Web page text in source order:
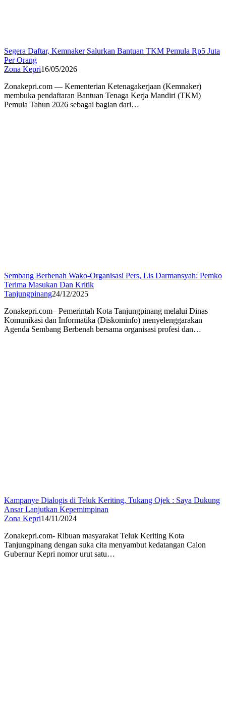
Segera Daftar, Kemnaker Salurkan Bantuan TKM Pemula Rp5 Juta
Per Orang
Zona Kepri16/05/2026
Zonakepri.com — Kementerian Ketenagakerjaan (Kemnaker)
membuka pendaftaran Bantuan Tenaga Kerja Mandiri (TKM)
Pemula Tahun 2026 sebagai bagian dari…
Sembang Berbenah Wako-Organisasi Pers, Lis Darmansyah: Pemko
Terima Masukan Dan Kritik
Tanjungpinang24/12/2025
Zonakepri.com– Pemerintah Kota Tanjungpinang melalui Dinas
Komunikasi dan Informatika (Diskominfo) menyelenggarakan
Agenda Sembang Berbenah bersama organisasi profesi dan…
Kampanye Dialogis di Teluk Keriting, Tukang Ojek : Saya Dukung
Ansar Lanjutkan Kepemimpinan
Zona Kepri14/11/2024
Zonakepri.com- Ribuan masyarakat Teluk Keriting Kota
Tanjungpinang dengan suka cita menyambut kedatangan Calon
Gubernur Kepri nomor urut satu…